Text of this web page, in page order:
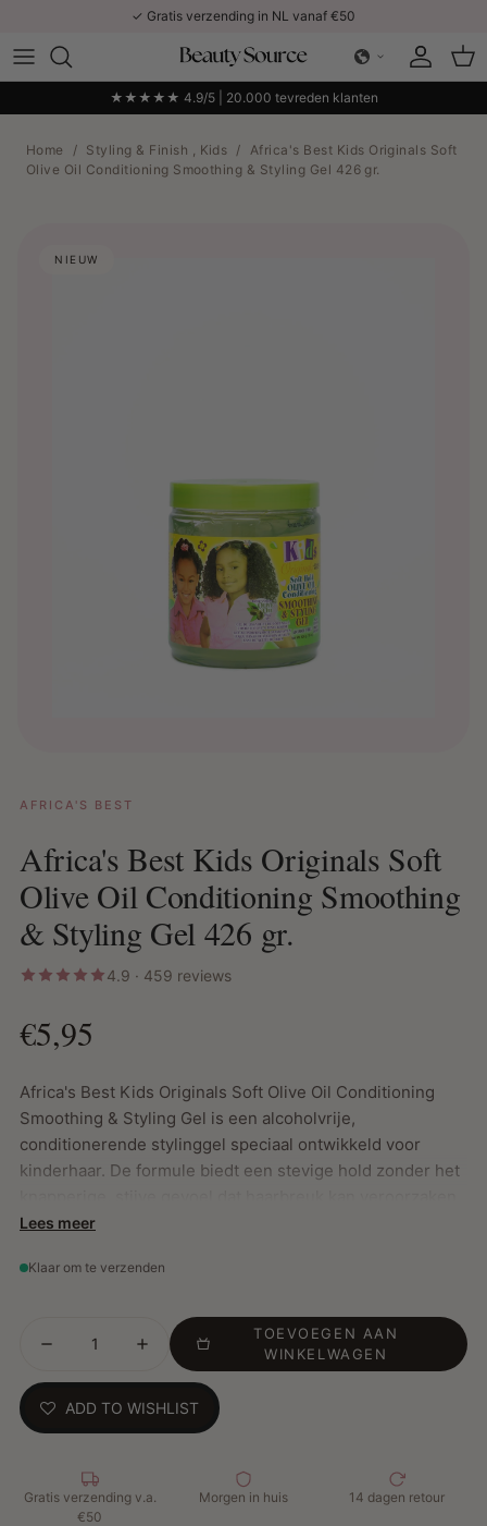
✓ Gratis verzending in NL vanaf €50
Account
★★★★★ 4.9/5 | 20.000 tevreden klanten
Home / Styling & Finish , Kids / Africa's Best Kids Originals Soft
Olive Oil Conditioning Smoothing & Styling Gel 426 gr.
NIEUW
AFRICA'S BEST
Africa's Best Kids Originals Soft
Olive Oil Conditioning Smoothing
& Styling Gel 426 gr.
4.9 · 459 reviews
€5,95
Africa's Best Kids Originals Soft Olive Oil Conditioning
Smoothing & Styling Gel is een alcoholvrije,
conditionerende stylinggel speciaal ontwikkeld voor
kinderhaar. De formule biedt een stevige hold zonder het
en laat geen schilfers achter op haar of hoofdhuid. Verrijkt
een mooie glans en hydrateert het haar terwijl je
Belangrijkste kenmerken:
Geeft een superieure hold zonder schilfers of
Controleert frizz en houdt het haar glad
Versterkt het haar en voorkomt uitdroging
Lees meer
Klaar om te verzenden
TOEVOEGEN AAN
WINKELWAGEN
ADD TO WISHLIST
Gratis verzending v.a.
€50
Morgen in huis 14 dagen retour